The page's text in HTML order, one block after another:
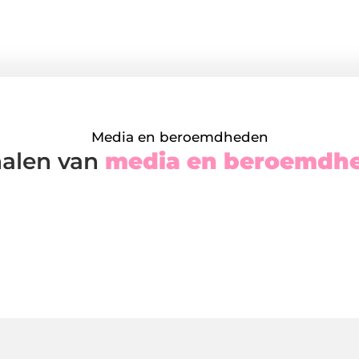
Media en beroemdheden
van media en